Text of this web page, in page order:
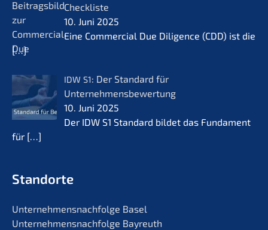
Checkliste
10. Juni 2025
Eine Commer­cial Due Diligence (CDD) ist die
[…]
IDW S1: Der Standard für
Unternehmensbewertung
10. Juni 2025
Der IDW S1 Standard bildet das Funda­ment
für […]
Standorte
Unternehmens­nachfolge Basel
Unternehmens­nachfolge Bayreuth